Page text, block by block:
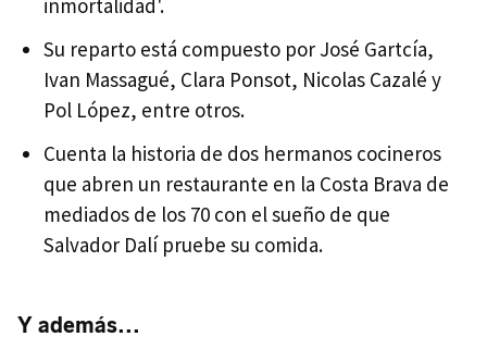
Su reparto está compuesto por José Gartcía,
Ivan Massagué, Clara Ponsot, Nicolas Cazalé y
Pol López, entre otros.
Cuenta la historia de dos hermanos cocineros
que abren un restaurante en la Costa Brava de
mediados de los 70 con el sueño de que
Salvador Dalí pruebe su comida.
Y además...